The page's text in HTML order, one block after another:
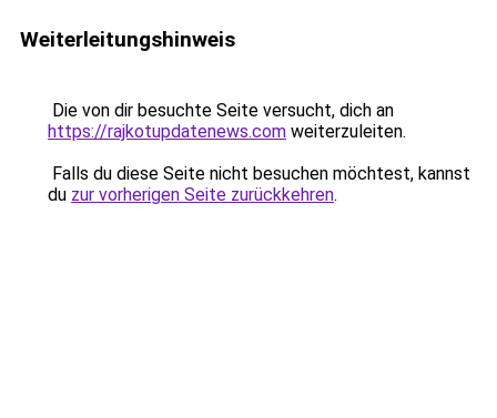
Weiterleitungshinweis
Die von dir besuchte Seite versucht, dich an
https://rajkotupdatenews.com weiterzuleiten.
Falls du diese Seite nicht besuchen möchtest, kannst
du zur vorherigen Seite zurückkehren.